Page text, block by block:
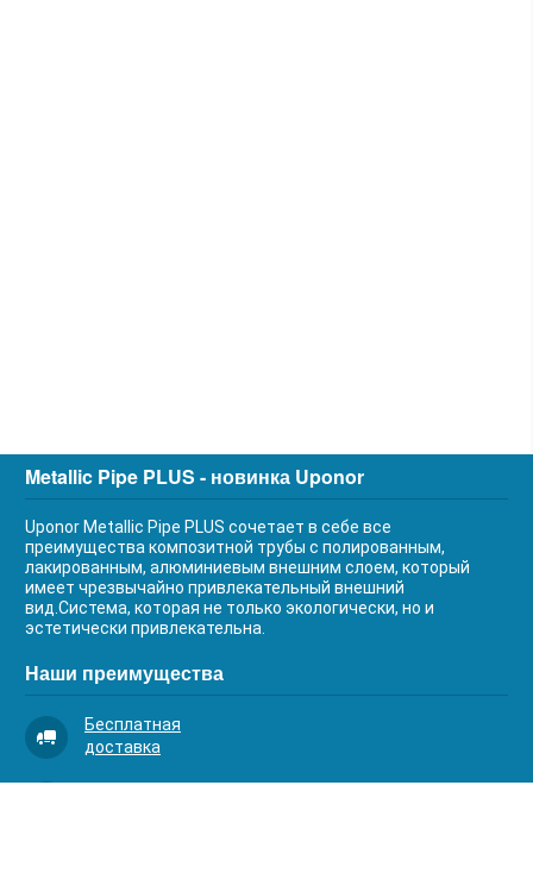
Metallic Pipe PLUS - новинка Uponor
Uponor Metallic Pipe PLUS сочетает в себе все
преимущества композитной трубы с полированным,
лакированным, алюминиевым внешним слоем, который
имеет чрезвычайно привлекательный внешний
вид.Система, которая не только экологически, но и
эстетически привлекательна.
Наши преимущества
Бесплатная
доставка